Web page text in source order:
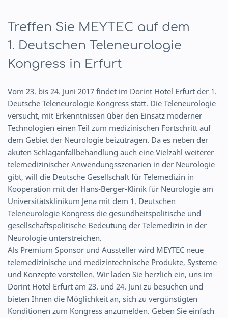
Treffen Sie MEYTEC auf dem
1. Deutschen Teleneurologie
Kongress in Erfurt
Vom 23. bis 24. Juni 2017 findet im Dorint Hotel Erfurt der 1.
Deutsche Teleneurologie Kongress statt. Die Teleneurologie
versucht, mit Erkenntnissen über den Einsatz moderner
Technologien einen Teil zum medizinischen Fortschritt auf
dem Gebiet der Neurologie beizutragen. Da es neben der
akuten Schlaganfallbehandlung auch eine Vielzahl weiterer
telemedizinischer Anwendungsszenarien in der Neurologie
gibt, will die Deutsche Gesellschaft für Telemedizin in
Kooperation mit der Hans-Berger-Klinik für Neurologie am
Universitätsklinikum Jena mit dem 1. Deutschen
Teleneurologie Kongress die gesundheitspolitische und
gesellschaftspolitische Bedeutung der Telemedizin in der
Neurologie unterstreichen.
Als Premium Sponsor und Aussteller wird MEYTEC neue
telemedizinische und medizintechnische Produkte, Systeme
und Konzepte vorstellen. Wir laden Sie herzlich ein, uns im
Dorint Hotel Erfurt am 23. und 24. Juni zu besuchen und
bieten Ihnen die Möglichkeit an, sich zu vergünstigten
Konditionen zum Kongress anzumelden. Geben Sie einfach